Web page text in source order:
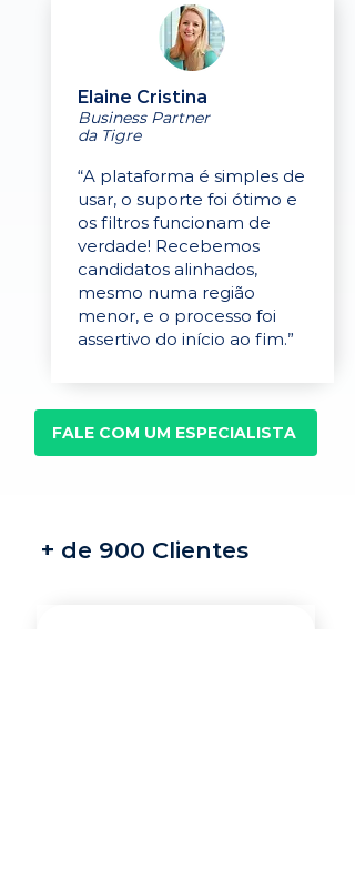
Elaine Cristina
Business Partner
da Tigre
“A plataforma é simples de
usar, o suporte foi ótimo e
os filtros funcionam de
verdade! Recebemos
candidatos alinhados,
mesmo numa região
menor, e o processo foi
assertivo do início ao fim.”
FALE COM UM ESPECIALISTA
+ de 900 Clientes